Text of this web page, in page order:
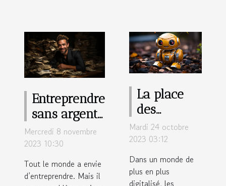
Entreprendre
sans argent :
est-ce
possible ?
Mercredi 8 novembre
2023 10:30
Tout le monde a envie
d’entreprendre. Mais il
La place
des
chatbots
dans notre
quotidien
Mardi 24 octobre
2023 03:12
Dans un monde de
plus en plus
digitalisé, les